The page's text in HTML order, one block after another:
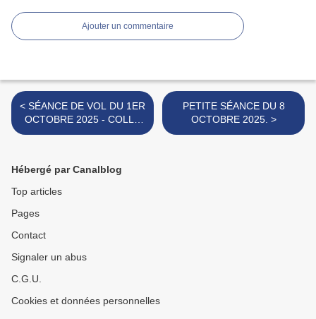
Ajouter un commentaire
< SÉANCE DE VOL DU 1ER
OCTOBRE 2025 - COLLE
DE GRUNE.
PETITE SÉANCE DU 8
OCTOBRE 2025. >
Hébergé par Canalblog
Top articles
Pages
Contact
Signaler un abus
C.G.U.
Cookies et données personnelles